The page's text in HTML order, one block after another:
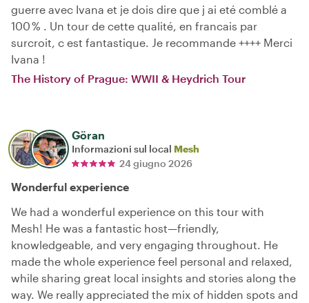
guerre avec Ivana et je dois dire que j ai eté comblé a
100 % . Un tour de cette qualité, en francais par
surcroit, c est fantastique. Je recommande ++++ Merci
Ivana !
The History of Prague: WWII & Heydrich Tour
Göran
Informazioni sul local Mesh
24 giugno 2026
Wonderful experience
We had a wonderful experience on this tour with
Mesh! He was a fantastic host—friendly,
knowledgeable, and very engaging throughout. He
made the whole experience feel personal and relaxed,
while sharing great local insights and stories along the
way. We really appreciated the mix of hidden spots and